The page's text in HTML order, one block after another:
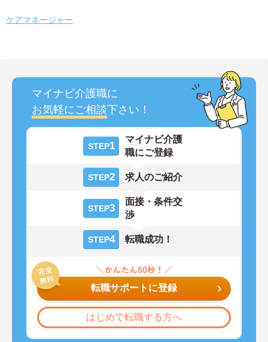
ケアマネージャー
マイナビ介護職に
お気軽にご相談下さい！
STEP1
マイナビ介護
職にご登録
STEP2 求人のご紹介
STEP3
面接・条件交
渉
STEP4 転職成功！
転職サポートに登録
はじめて転職する方へ